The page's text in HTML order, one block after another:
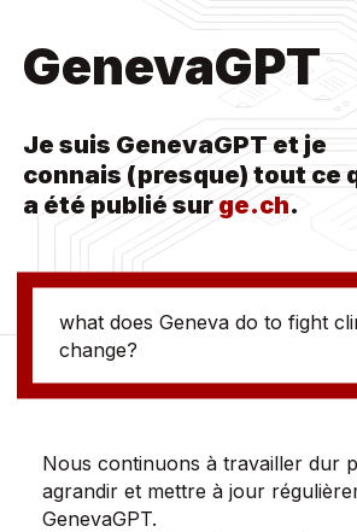
GenevaGPT
Je suis GenevaGPT et je
connais (presque) tout ce
a été publié surge.ch.
Nous continuons à travailler dur
agrandir et mettre à jour
GenevaGPT.